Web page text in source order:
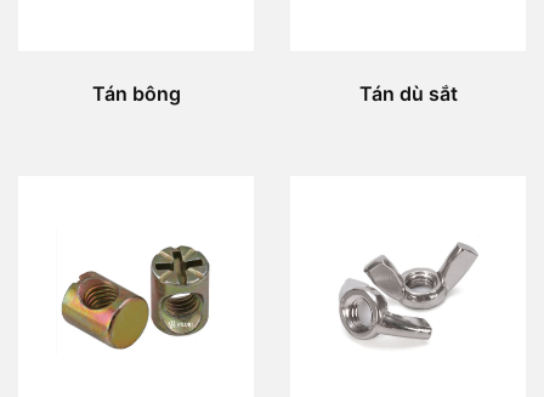
Tán bông Tán dù sắt